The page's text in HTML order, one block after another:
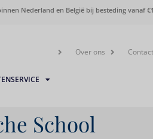
Nederland en België bij besteding vanaf
Over ons Contact
School